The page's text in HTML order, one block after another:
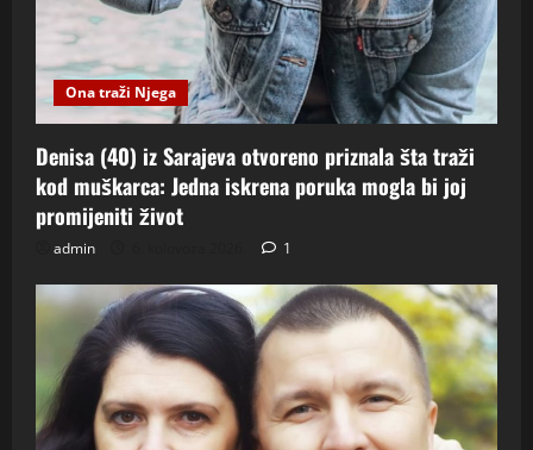
Ona traži Njega
Denisa (40) iz Sarajeva otvoreno priznala šta traži
kod muškarca: Jedna iskrena poruka mogla bi joj
promijeniti život
admin 1